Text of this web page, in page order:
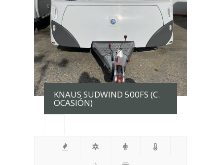
KNAUS SUDWIND 500FS (C.
OCASIÓN)